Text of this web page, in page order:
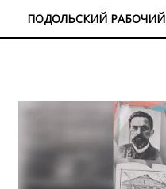
ПОДОЛЬСКИЙ РАБОЧИЙ